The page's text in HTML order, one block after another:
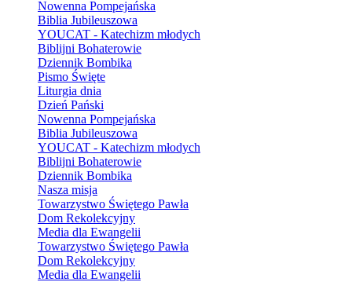
Nowenna Pompejańska
Biblia Jubileuszowa
YOUCAT - Katechizm młodych
Biblijni Bohaterowie
Dziennik Bombika
Pismo Święte
Liturgia dnia
Dzień Pański
Nowenna Pompejańska
Biblia Jubileuszowa
YOUCAT - Katechizm młodych
Biblijni Bohaterowie
Dziennik Bombika
Nasza misja
Towarzystwo Świętego Pawła
Dom Rekolekcyjny
Media dla Ewangelii
Towarzystwo Świętego Pawła
Dom Rekolekcyjny
Media dla Ewangelii